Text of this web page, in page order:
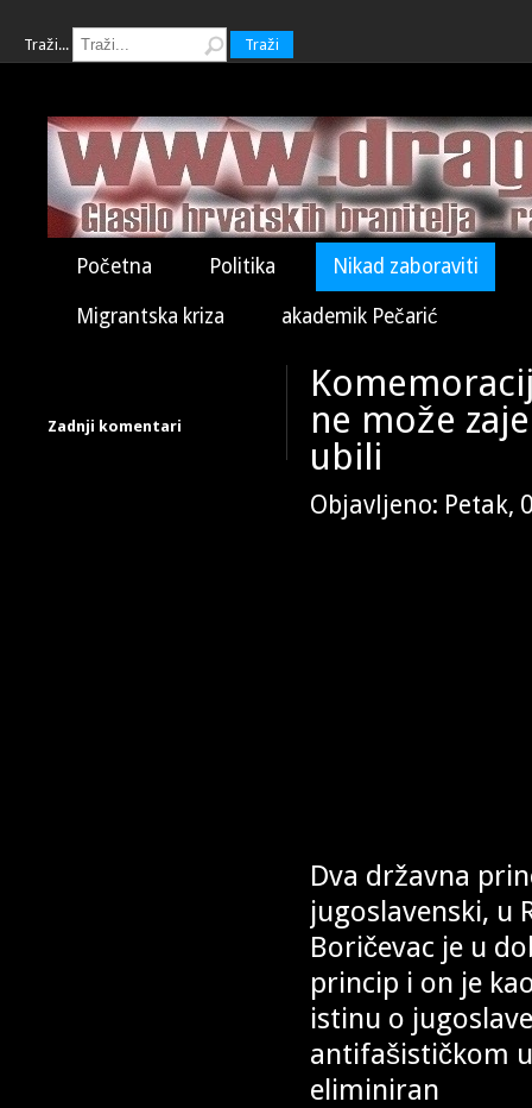
Traži... Traži
Početna Politika Nikad zaboraviti
Migrantska kriza akademik Pečarić
Zadnji komentari
ne može
ubili
Objavljeno: Petak,
Dva državna
jugoslavenski, u
Boričevac je u
princip i on je
istinu o
antifašističkom
eliminiran